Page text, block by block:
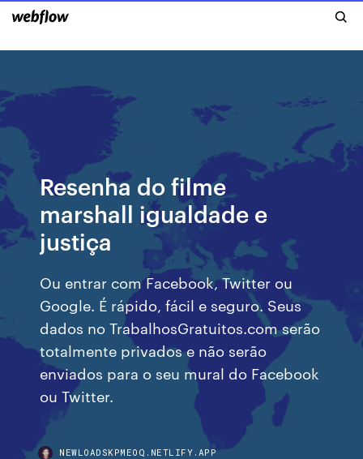
Resenha do filme
marshall igualdade e
justiça
Ou entrar com Facebook, Twitter ou
Google. É rápido, fácil e seguro. Seus
dados no TrabalhosGratuitos.com serão
totalmente privados e não serão
enviados para o seu mural do Facebook
ou Twitter.
NEWLOADSKPMEOQ.NETLIFY.APP